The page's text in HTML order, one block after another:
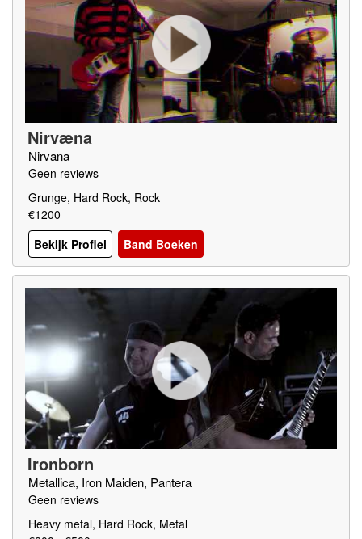
Nirvæna
Nirvana
Geen reviews
Grunge, Hard Rock, Rock
€1200
Bekijk Profiel
Band Boeken
Ironborn
Metallica, Iron Maiden, Pantera
Geen reviews
Heavy metal, Hard Rock, Metal